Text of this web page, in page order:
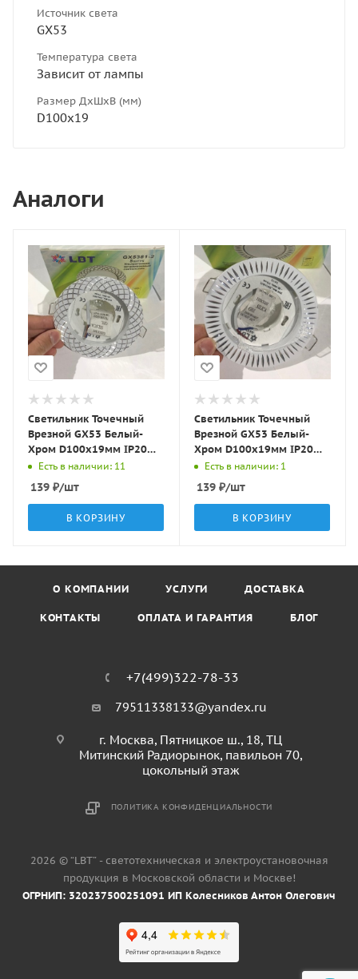
Источник света
GX53
Температура света
Зависит от лампы
Размер ДхШхВ (мм)
D100х19
Аналоги
Светильник Точечный
Врезной GX53 Белый-
Хром D100х19мм IP20
GX5381 LBT
Есть в наличии: 11
139 ₽/шт
В КОРЗИНУ
Светильник Точечный
Врезной GX53 Белый-
Хром D100х19мм IP20
GX5382 LBT
Есть в наличии: 1
139 ₽/шт
В КОРЗИНУ
О КОМПАНИИ УСЛУГИ ДОСТАВКА
КОНТАКТЫ ОПЛАТА И ГАРАНТИЯ БЛОГ
+7(499)322-78-33
79511338133@yandex.ru
г. Москва, Пятницкое ш., 18, ТЦ
Митинский Радиорынок, павильон 70,
цокольный этаж
ПОЛИТИКА КОНФИДЕНЦИАЛЬНОСТИ
2026 © “LBT” - светотехническая и электроустановочная
продукция в Московской области и Москве!
ОГРНИП: 320237500251091 ИП Колесников Антон Олегович